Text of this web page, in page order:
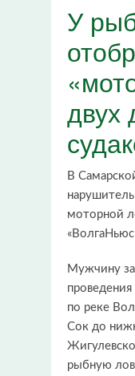
У
двух
В
моторной
Мужчину
по реке
Сок до
рыбную